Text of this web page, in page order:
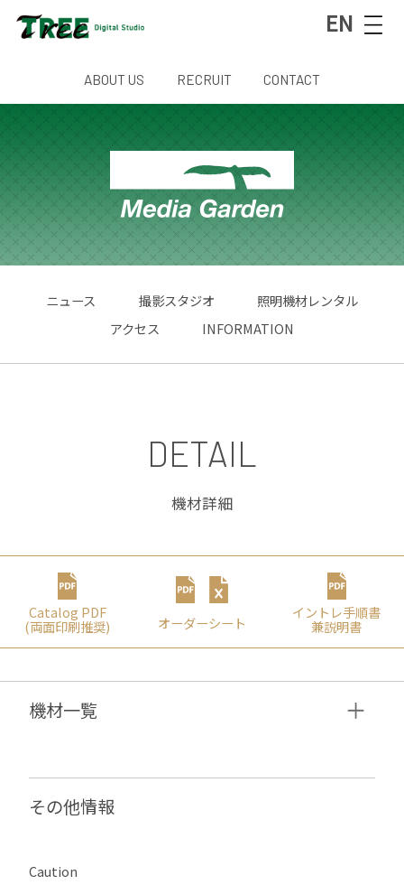
EN
ABOUT US RECRUIT CONTACT
ニュース 撮影スタジオ
照明機材レンタル
アクセス
INFORMATION
DETAIL
機材詳細
Catalog PDF
(両⾯印刷推奨) オーダーシート
イントレ⼿順書
兼説明書
機材⼀覧
その他情報
Caution